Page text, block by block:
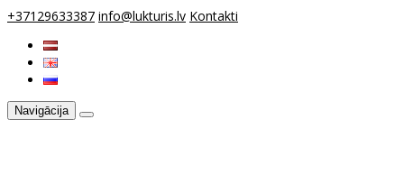
+37129633387 info@lukturis.lv Kontakti
Navigācija